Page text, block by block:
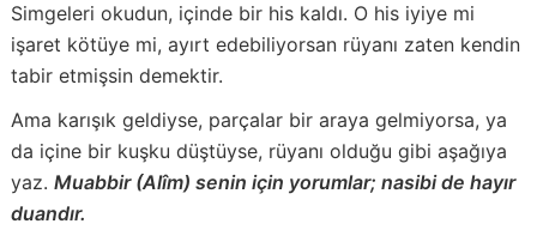
Simgeleri okudun, içinde bir his kaldı. O his iyiye mi
işaret kötüye mi, ayırt edebiliyorsan rüyanı zaten kendin
tabir etmişsin demektir.
Ama karışık geldiyse, parçalar bir araya gelmiyorsa, ya
da içine bir kuşku düştüyse, rüyanı olduğu gibi aşağıya
yaz. Muabbir (Alîm) senin için yorumlar; nasibi de hayır
duandır.